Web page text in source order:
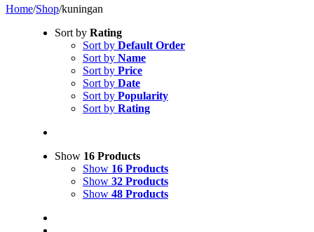
Home/Shop/kuningan
Sort by Rating
Sort by Default Order
Sort by Name
Sort by Price
Sort by Date
Sort by Popularity
Sort by Rating
Show 16 Products
Show 16 Products
Show 32 Products
Show 48 Products